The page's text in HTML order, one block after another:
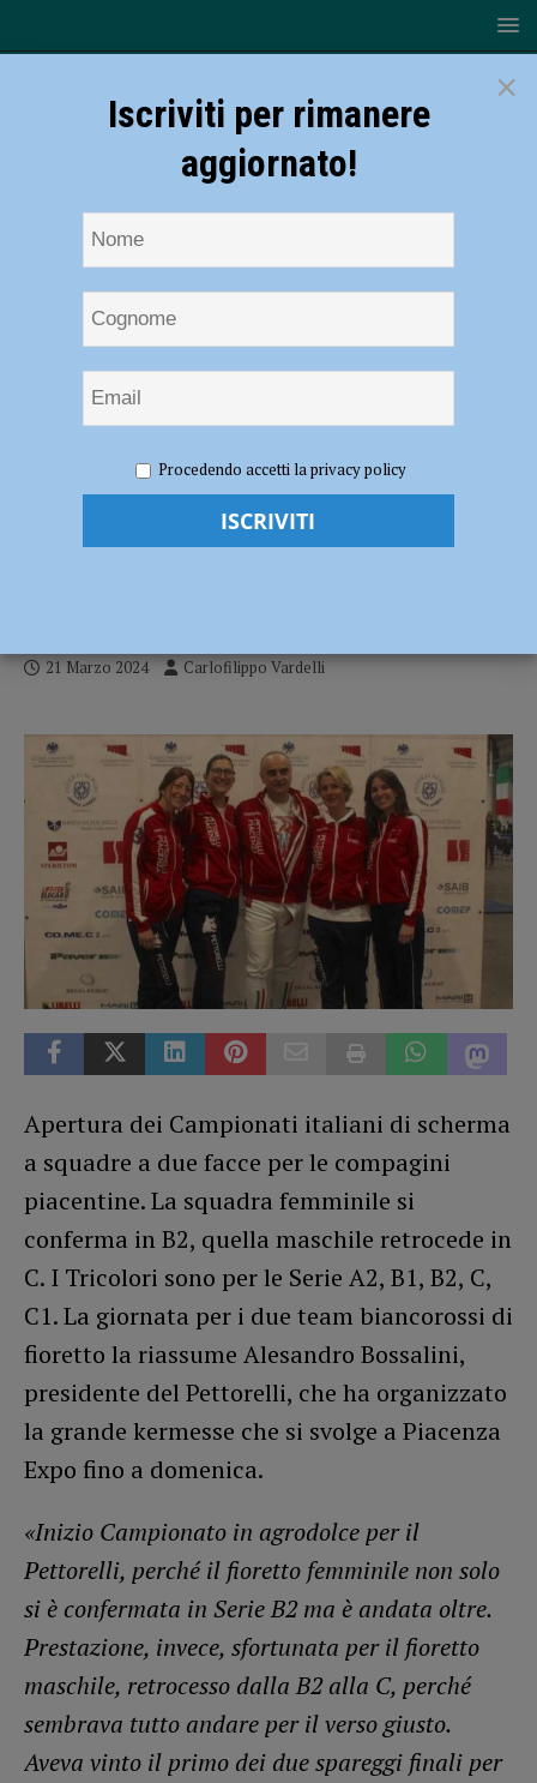
ragazze del Pettorelli si confermano in B2 di Fioretto
Scherma, Campionati Italiani – Le
21 Marzo 2024 Carlofilippo Vardelli
Apertura dei Campionati italiani di scherma
a squadre a due facce per le compagini
piacentine. La squadra femminile si
conferma in B2, quella maschile retrocede in
C. I Tricolori sono per le Serie A2, B1, B2, C,
C1. La giornata per i due team biancorossi di
fioretto la riassume Alesandro Bossalini,
presidente del Pettorelli, che ha organizzato
la grande kermesse che si svolge a Piacenza
Expo fino a domenica.
«Inizio Campionato in agrodolce per il
Pettorelli, perché il fioretto femminile non solo
si è confermata in Serie B2 ma è andata oltre.
Prestazione, invece, sfortunata per il fioretto
maschile, retrocesso dalla B2 alla C, perché
sembrava tutto andare per il verso giusto.
Aveva vinto il primo dei due spareggi finali per
×
Iscriviti per rimanere
aggiornato!
Procedendo accetti la privacy policy